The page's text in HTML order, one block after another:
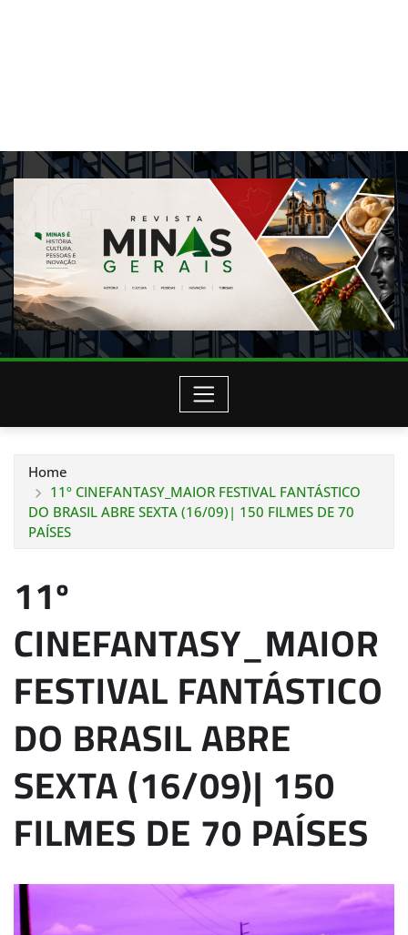
Home
11º CINEFANTASY_MAIOR FESTIVAL FANTÁSTICO
DO BRASIL ABRE SEXTA (16/09)| 150 FILMES DE 70
PAÍSES
11º
CINEFANTASY_MAIOR
FESTIVAL FANTÁSTICO
DO BRASIL ABRE
SEXTA (16/09)| 150
FILMES DE 70 PAÍSES